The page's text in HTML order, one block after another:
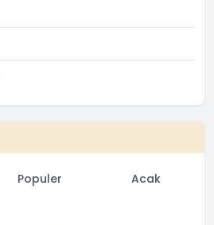
Populer Acak